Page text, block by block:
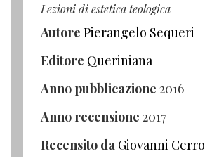
Lezioni di estetica teologica
Autore Pierangelo Sequeri
Editore Queriniana
Anno pubblicazione 2016
Anno recensione 2017
Recensito da Giovanni Cerro